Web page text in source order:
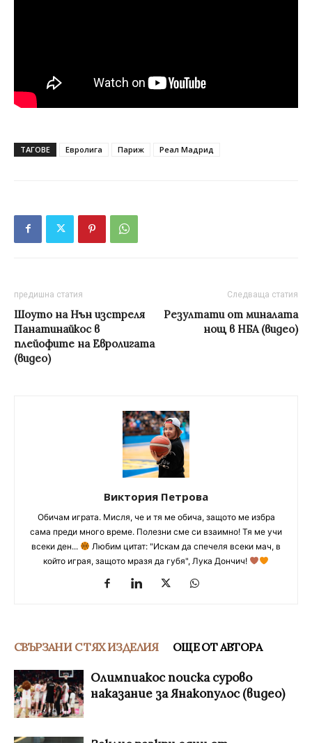
ТАГОВЕ Евролига Париж Реал Мадрид
предишна статия
Шоуто на Нън изстреля
Панатинайкос в
плейофите на Евролигата
(видео)
Следваща статия
Резултати от миналата
нощ в НБА (видео)
Виктория Петрова
Обичам играта. Мисля, че и тя ме обича, защото ме избра
сама преди много време. Полезни сме си взаимно! Тя ме учи
всеки ден...
Любим цитат: "Искам да спечеля всеки мач, в
който играя, защото мразя да губя", Лука Дончич!
СВЪРЗАНИ С ТЯХ ИЗДЕЛИЯ ОЩЕ ОТ АВТОРА
Олимпиакос поиска сурово
наказание за Янакопулос (видео)